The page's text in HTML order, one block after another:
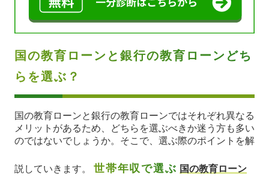
国の教育ローンと銀行の教育ローンどち
らを選ぶ？
国の教育ローンと銀行の教育ローンではそれぞれ異なる
メリットがあるため、どちらを選ぶべきか迷う方も多い
のではないでしょうか。そこで、選ぶ際のポイントを解
説していきます。 世帯年収で選ぶ 国の教育ローン